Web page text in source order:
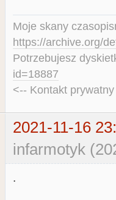
Moje skany
https://archive.org/
Potrzebujesz
id=18887
<-- Kontakt
2021-11-16
infarmotyk
.